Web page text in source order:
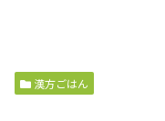
漢方ごはん